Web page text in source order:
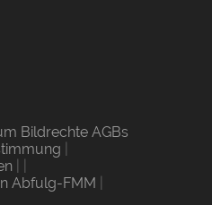
Bildrechte AGBs
Abfulg-FMM